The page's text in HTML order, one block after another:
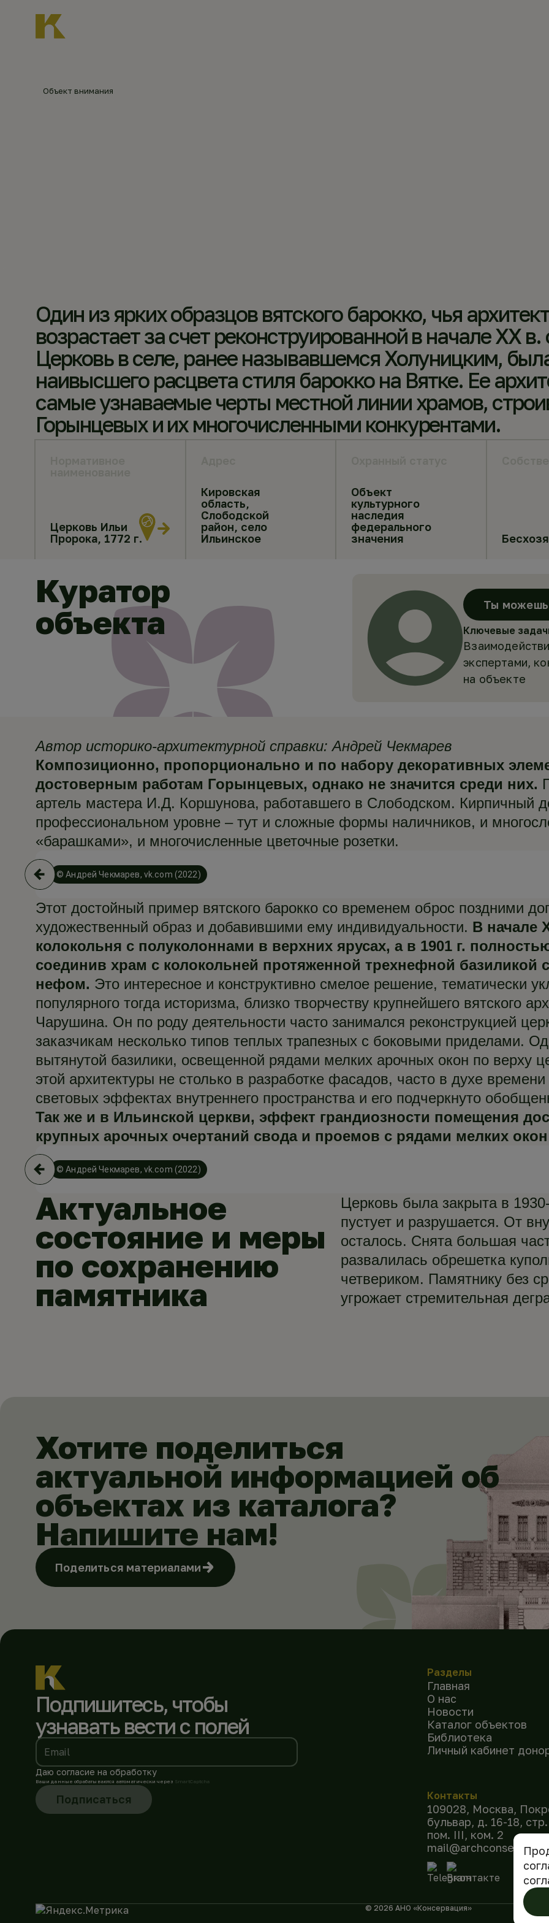
Объект внимания
Один из ярких образцов вятского барокко, чья
возрастает за счет реконструированной в начале ХХ
Церковь в селе, ранее называвшемся Холуницким,
наивысшего расцвета стиля барокко на Вятке. Ее
самые узнаваемые черты местной линии храмов,
Горынцевых и их многочисленными конкурентами.
Церковь Ильи
Пророка, 1772 г.
Кировская
область,
Слободской
район, село
Ильинское
Объект
культурного
наследия
федерального
значения
Куратор
объекта
Ты можешь
Ключевые
экспертами,
на объекте
Автор историко-архитектурной справки: Андрей Чекмарев
Композиционно, пропорционально и по набору декоративных
достоверным работам Горынцевых, однако не значится среди них.
артель мастера И.Д. Коршунова, работавшего в Слободском. Кирпичный
профессиональном уровне – тут и сложные формы наличников, и
«барашками», и многочисленные цветочные розетки.
© Андрей Чекмарев, vk.com (2022)
Этот достойный пример вятского барокко со временем оброс поздними
художественный образ и добавившими ему индивидуальности. В начале
колокольня с полуколоннами в верхних ярусах, а в 1901 г.
соединив храм с колокольней протяженной трехнефной
нефом. Это интересное и конструктивно смелое решение, тематически
популярного тогда историзма, близко творчеству крупнейшего вятского
Чарушина. Он по роду деятельности часто занимался реконструкцией
заказчикам несколько типов теплых трапезных с боковыми приделами.
вытянутой базилики, освещенной рядами мелких арочных окон по верху
этой архитектуры не столько в разработке фасадов, часто в духе
световых эффектах внутреннего пространства и его подчеркнуто
Так же и в Ильинской церкви, эффект грандиозности помещения
крупных арочных очертаний свода и проемов с рядами мелких
© Андрей Чекмарев, vk.com (2022)
Актуальное
состояние и меры
по сохранению
памятника
Церковь была закрыта в
пустует и разрушается. От
осталось. Снята большая
развалилась обрешетка
четвериком. Памятнику без
угрожает стремительная
Хотите поделиться
актуальной информацией об
объектах из каталога?
Напишите нам!
Поделиться материалами
Подпишитесь, чтобы
узнавать вести с полей
Email
Даю согласие на обработку
Ваши данные обрабатываются автоматически через SmartCaptcha
Подписаться
Разделы
Главная
О нас
Новости
Каталог объектов
Библиотека
Личный кабинет
Контакты
109028, Москва,
бульвар, д. 16-18,
пом. III, ком. 2
© 2026 АНО «Консервация»